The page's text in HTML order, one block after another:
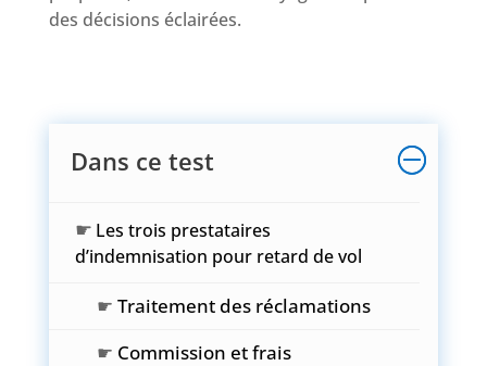
des décisions éclairées.
Dans ce test
☛ Les trois prestataires
d’indemnisation pour retard de vol
☛ Traitement des réclamations
☛ Commission et frais